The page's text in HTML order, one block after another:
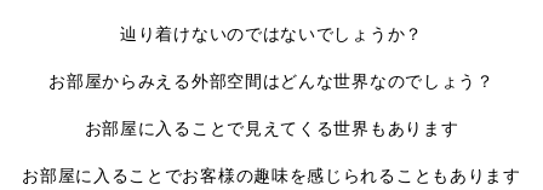
辿り着けないのではないでしょうか？
お部屋からみえる外部空間はどんな世界なのでしょう？
お部屋に入ることで見えてくる世界もあります
お部屋に入ることでお客様の趣味を感じられることもあります